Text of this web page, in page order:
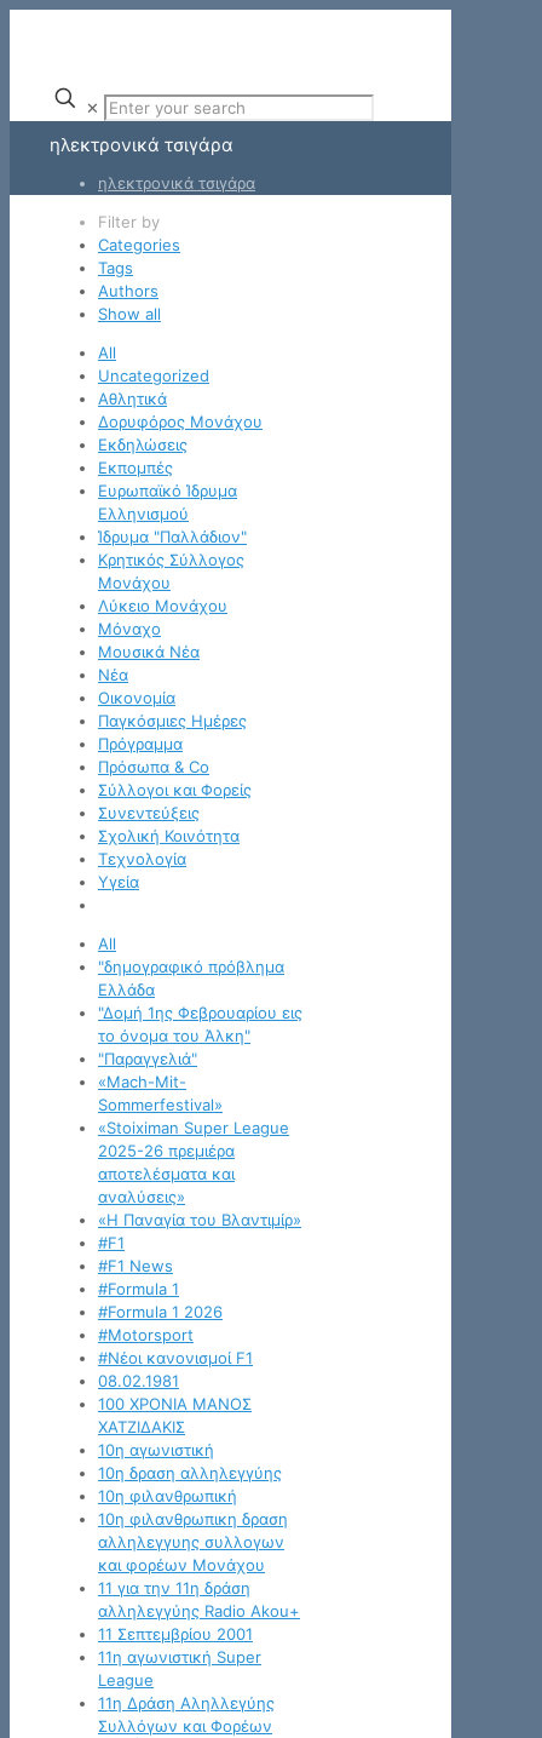
✕
ηλεκτρονικά τσιγάρα
ηλεκτρονικά τσιγάρα
Filter by
Categories
Tags
Authors
Show all
All
Uncategorized
Αθλητικά
Δορυφόρος Μονάχου
Εκδηλώσεις
Εκπομπές
Ευρωπαϊκό Ίδρυμα
Ελληνισμού
Ίδρυμα "Παλλάδιον"
Κρητικός Σύλλογος
Μονάχου
Λύκειο Μονάχου
Μόναχο
Μουσικά Νέα
Νέα
Οικονομία
Παγκόσμιες Ημέρες
Πρόγραμμα
Πρόσωπα & Co
Σύλλογοι και Φορείς
Συνεντεύξεις
Σχολική Κοινότητα
Τεχνολογία
Υγεία
All
"δημογραφικό πρόβλημα
Ελλάδα
"Δομή 1ης Φεβρουαρίου εις
το όνομα του Άλκη"
"Παραγγελιά"
«Mach-Mit-
Sommerfestival»
«Stoiximan Super League
2025-26 πρεμιέρα
αποτελέσματα και
αναλύσεις»
«Η Παναγία του Βλαντιμίρ»
#F1
#F1 News
#Formula 1
#Formula 1 2026
#Motorsport
#Νέοι κανονισμοί F1
08.02.1981
100 ΧΡΟΝΙΑ ΜΑΝΟΣ
ΧΑΤΖΙΔΑΚΙΣ
10η αγωνιστική
10η δραση αλληλεγγύης
10η φιλανθρωπική
10η φιλανθρωπικη δραση
αλληλεγγυης συλλογων
και φορέων Μονάχου
11 για την 11η δράση
αλληλεγγύης Radio Akou+
11 Σεπτεμβρίου 2001
11η αγωνιστική Super
League
11η Δράση Αληλλεγύης
Συλλόγων και Φορέων